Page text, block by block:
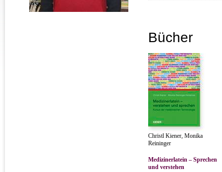
Bücher
Christl Kiener, Monika
Reininger
Medizinerlatein – Sprechen
und verstehen